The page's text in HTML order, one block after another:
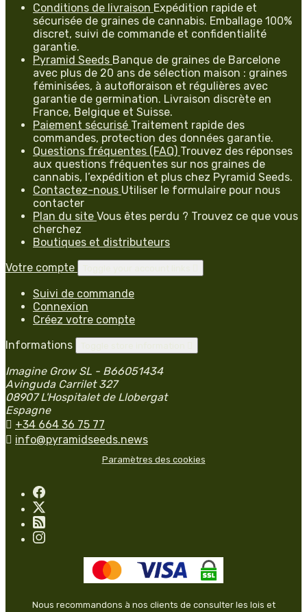
Conditions de livraison Expédition rapide et
sécurisée de graines de cannabis. Emballage 100%
discret, suivi de commande et confidentialité
garantie.
Pyramid Seeds Banque de graines de Barcelone
avec plus de 20 ans de sélection maison : graines
féminisées, à autofloraison et régulières avec
garantie de germination. Livraison discrète en
France, Belgique et Suisse.
Paiement sécurisé Traitement rapide des
commandes, protection des données garantie.
Questions fréquentes (FAQ) Trouvez des réponses
aux questions fréquentes sur nos graines de
cannabis, l’expédition et plus chez Pyramid Seeds.
Contactez-nous Utiliser le formulaire pour nous
contacter
Plan du site Vous êtes perdu ? Trouvez ce que vous
cherchez
Boutiques et distributeurs
Votre compte
Suivi de commande
Connexion
Créez votre compte
Informations
Imagine Grow SL - B66051434
Avinguda Carrilet 327
08907 L'Hospitalet de Llobergat
Espagne
 +34 664 36 75 77
 info@pyramidseeds.news
Paramètres des cookies
Nous recommandons à nos clients de consulter les lois et